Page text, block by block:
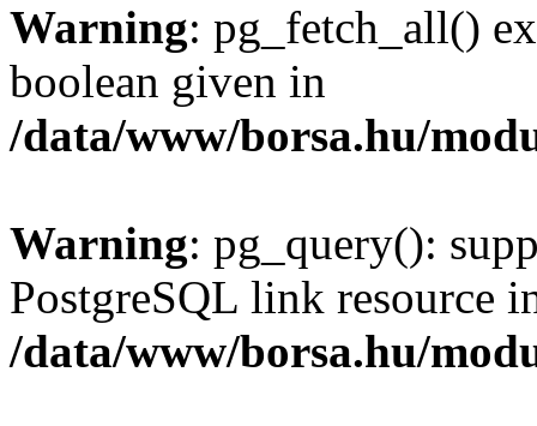
Warning: pg_fetch_all()
boolean given in
/data/www/borsa.hu/
Warning: pg_query():
PostgreSQL link resource
/data/www/borsa.hu/